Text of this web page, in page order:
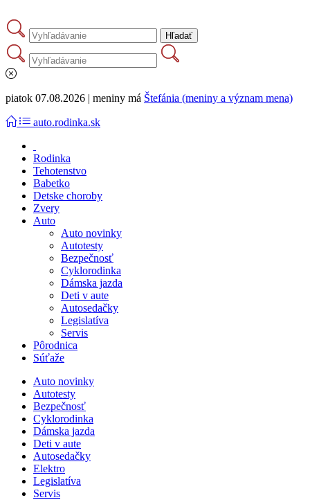
piatok 07.08.2026 | meniny má Štefánia (meniny a význam mena)
auto.rodinka.sk
Rodinka
Tehotenstvo
Babetko
Detske choroby
Zvery
Auto
Auto novinky
Autotesty
Bezpečnosť
Cyklorodinka
Dámska jazda
Deti v aute
Autosedačky
Legislatíva
Servis
Pôrodnica
Súťaže
Auto novinky
Autotesty
Bezpečnosť
Cyklorodinka
Dámska jazda
Deti v aute
Autosedačky
Elektro
Legislatíva
Servis